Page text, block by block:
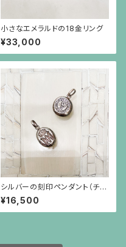
小さなエメラルドの18金リング
¥33,000
シルバーの刻印ペンダント（チェ
ーン別）
¥16,500